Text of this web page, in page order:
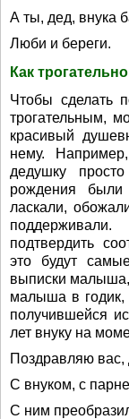
А ты, дед, внука
Люби и береги.
Как
Чтобы сделать
трогательным,
красивый
нему.
дедушку
рождения
ласкали,
подтвердить
это будут
выписки
малыша в годик,
получившейся
лет внуку на
Поздравляю вас,
С внуком, с
С ним